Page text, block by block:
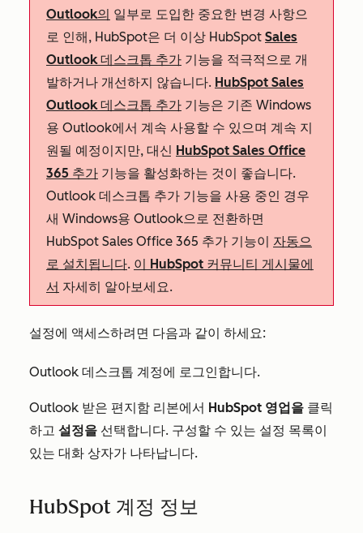
Outlook의 일부로 도입한 중요한 변경 사항으
로 인해, HubSpot은 더 이상 HubSpot Sales
Outlook 데스크톱 추가 기능을 적극적으로 개
발하거나 개선하지 않습니다. HubSpot Sales
Outlook 데스크톱 추가 기능은 기존 Windows
용 Outlook에서 계속 사용할 수 있으며 계속 지
원될 예정이지만, 대신 HubSpot Sales Office
365 추가 기능을 활성화하는 것이 좋습니다.
Outlook 데스크톱 추가 기능을 사용 중인 경우
새 Windows용 Outlook으로 전환하면
HubSpot Sales Office 365 추가 기능이 자동으
로 설치됩니다. 이 HubSpot 커뮤니티 게시물에
서 자세히 알아보세요.
설정에 액세스하려면 다음과 같이 하세요:
Outlook 데스크톱 계정에 로그인합니다.
Outlook 받은 편지함 리본에서 HubSpot 영업을 클릭
하고 설정을 선택합니다. 구성할 수 있는 설정 목록이
있는 대화 상자가 나타납니다.
HubSpot 계정 정보